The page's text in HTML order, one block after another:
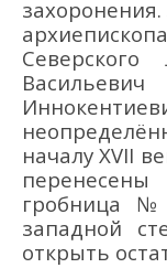
захоронения.
архиепископ
Северского
Васильевич
неопределё
началу XVII в
гробница
западной
открыть